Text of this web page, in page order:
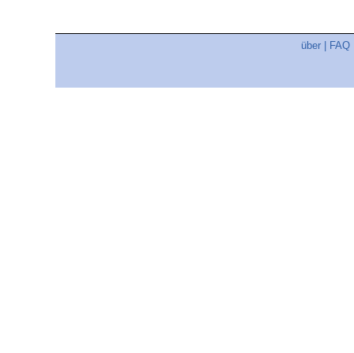
über FAQ